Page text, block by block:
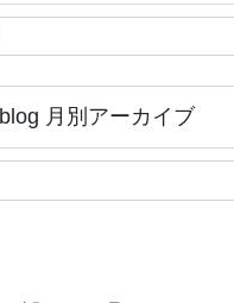
blog 月別アーカイブ